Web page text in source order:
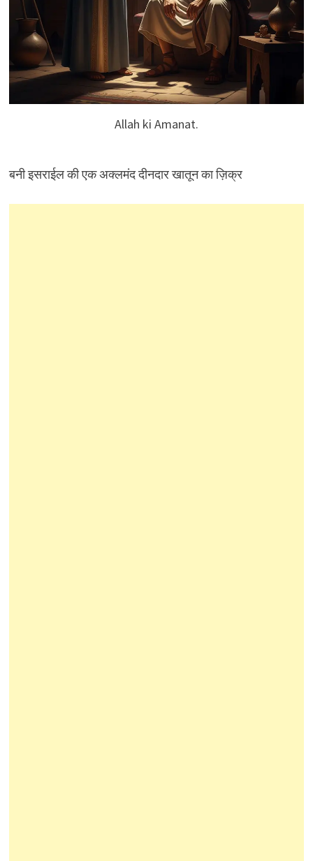
Allah ki Amanat.
बनी इसराईल की एक अक्लमंद दीनदार खातून का ज़िक्र